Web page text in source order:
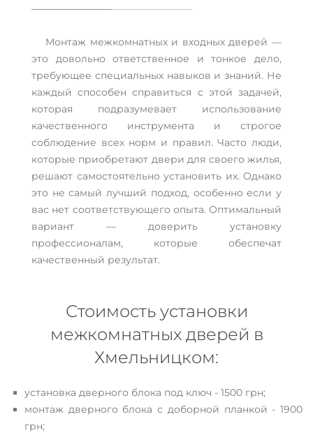
Монтаж межкомнатных и входных дверей —
это довольно ответственное и тонкое дело,
требующее специальных навыков и знаний. Не
каждый способен справиться с этой задачей,
которая подразумевает использование
качественного инструмента и строгое
соблюдение всех норм и правил. Часто люди,
которые приобретают двери для своего жилья,
решают самостоятельно установить их. Однако
это не самый лучший подход, особенно если у
вас нет соответствующего опыта. Оптимальный
вариант — доверить установку
профессионалам, которые обеспечат
качественный результат.
Стоимость установки
межкомнатных дверей в
Хмельницком:
установка дверного блока под ключ - 1500 грн;
монтаж дверного блока с доборной планкой - 1900
грн;